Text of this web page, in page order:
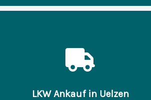
LKW Ankauf in Uelzen